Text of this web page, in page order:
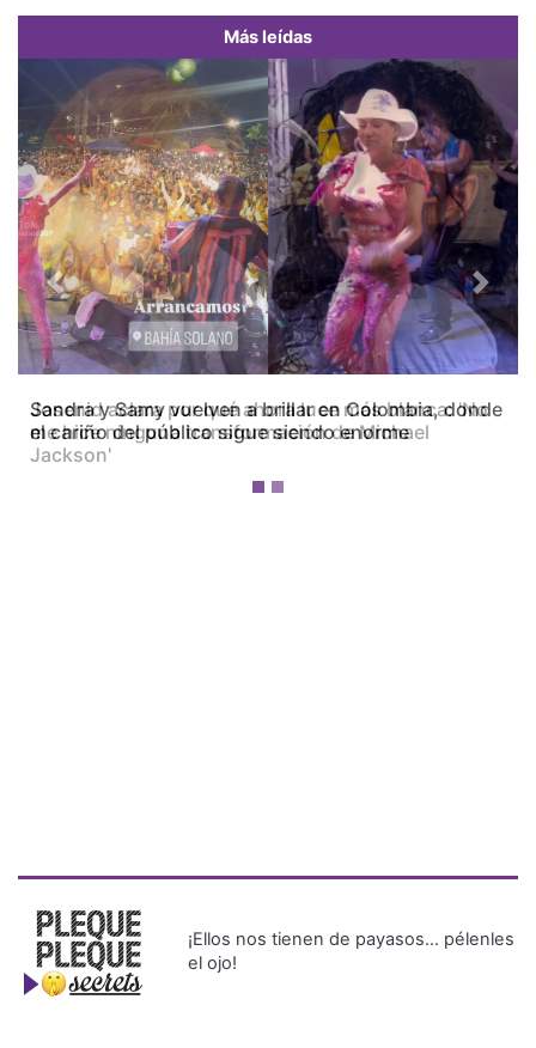
Más leídas
Josenid aclara por qué ahora luce más blanca: 'No
me hice ninguna transformación de Michael
Jackson'
Previous Next
¡Ellos nos tienen de payasos… pélenles
el ojo!